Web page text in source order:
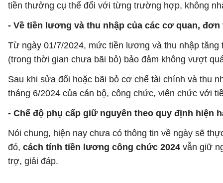
tiền thưởng cụ thể đối với từng trường hợp, không
- Về tiền lương và thu nhập của các cơ quan,
Từ ngày 01/7/2024, mức tiền lương và thu nhập
(trong thời gian chưa bãi bỏ) bảo đảm không vượt
Sau khi sửa đổi hoặc bãi bỏ cơ chế tài chính và thu
tháng 6/2024 của cán bộ, công chức, viên chức với
- Chế độ phụ cấp giữ nguyên theo quy định hiện
Nói chung, hiện nay chưa có thông tin về ngày sẽ
đó, cách tính tiền lương công chức 2024 vẫn giữ
trợ, giải đáp.